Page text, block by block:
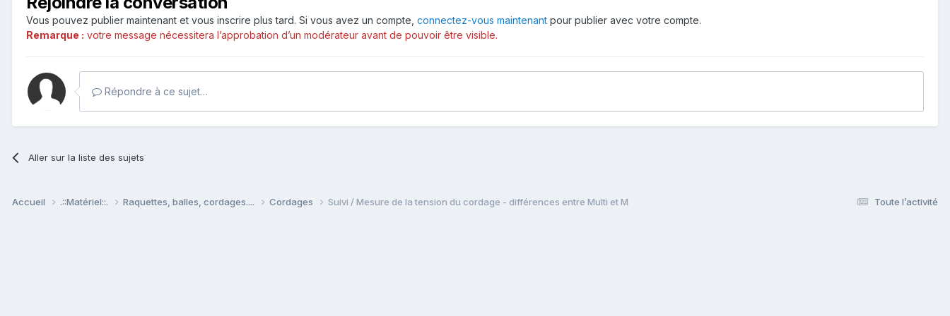
Vous pouvez publier maintenant et vous inscrire plus tard. Si vous avez un compte, connectez-vous maintenant pour publier avec votre compte.
Remarque : votre message nécessitera l’approbation d’un modérateur avant de pouvoir être visible.
Répondre à ce sujet…
Aller sur la liste des sujets
Toute l’activité
Accueil .::Matériel::. Raquettes, balles, cordages.... Cordages Suivi / Mesure de la tension du cordage - différences entre Multi et M